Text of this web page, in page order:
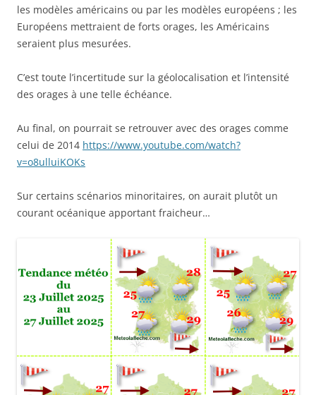
les modèles américains ou par les modèles européens ; les
Européens mettraient de forts orages, les Américains
seraient plus mesurées.
C’est toute l’incertitude sur la géolocalisation et l’intensité
des orages à une telle échéance.
Au final, on pourrait se retrouver avec des orages comme
celui de 2014 https://www.youtube.com/watch?
v=o8ulluiKOKs
Sur certains scénarios minoritaires, on aurait plutôt un
courant océanique apportant fraicheur…